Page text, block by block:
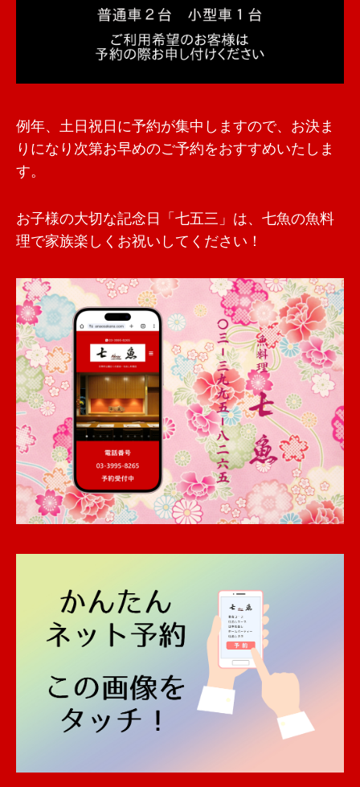
例年、土日祝日に予約が集中しますので、お決ま
りになり次第お早めのご予約をおすすめいたしま
す。
お子様の大切な記念日「七五三」は、七魚の魚料
理で家族楽しくお祝いしてください！